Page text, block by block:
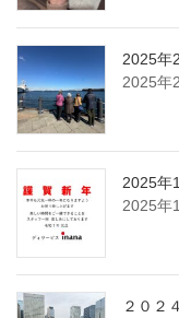
2025年
2025年
2025年
2025年
２０２